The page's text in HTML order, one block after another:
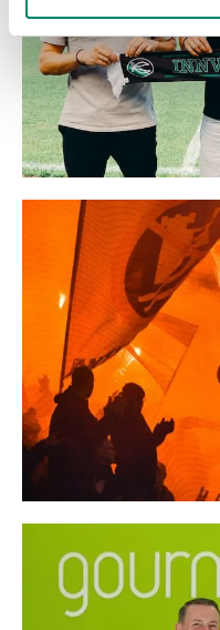
gesammelt haben.
Weitere Details,
Empfänger entnehmen
Datenschutzerklärung